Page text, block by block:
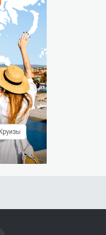
после 00:00 часов
для кормления
в стоимость
раскладушка)